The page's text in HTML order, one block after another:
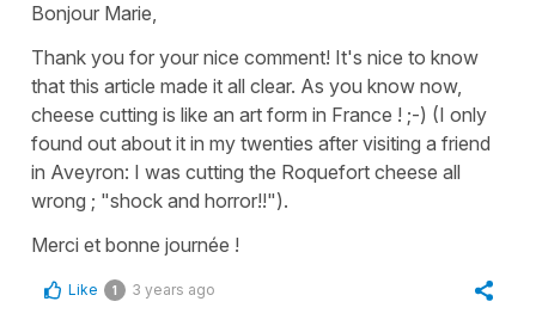
Bonjour Marie,
Thank you for your nice comment! It's nice to know
that this article made it all clear. As you know now,
cheese cutting is like an art form in France ! ;-) (I only
found out about it in my twenties after visiting a friend
in Aveyron: I was cutting the Roquefort cheese all
wrong ; "shock and horror!!").
Merci et bonne journée !
Like 1 3 years ago